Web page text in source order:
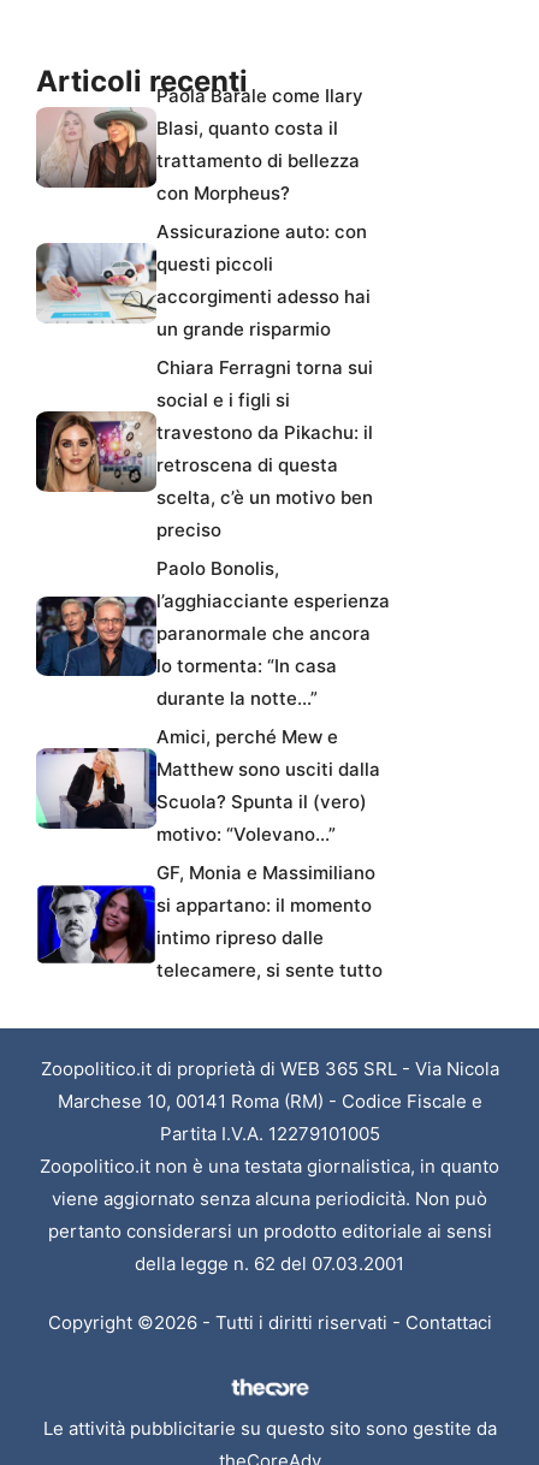
Articoli recentiPaola Barale come Ilary
Blasi, quanto costa il
trattamento di bellezza
con Morpheus?
Assicurazione auto: con
questi piccoli
accorgimenti adesso hai
un grande risparmio
Chiara Ferragni torna sui
social e i figli si
travestono da Pikachu: il
retroscena di questa
scelta, c’è un motivo ben
preciso
Paolo Bonolis,
l’agghiacciante esperienza
paranormale che ancora
lo tormenta: “In casa
durante la notte…”
Amici, perché Mew e
Matthew sono usciti dalla
Scuola? Spunta il (vero)
motivo: “Volevano…”
GF, Monia e Massimiliano
si appartano: il momento
intimo ripreso dalle
telecamere, si sente tutto
Zoopolitico.it di proprietà di WEB 365 SRL - Via Nicola
Marchese 10, 00141 Roma (RM) - Codice Fiscale e
Partita I.V.A. 12279101005
Zoopolitico.it non è una testata giornalistica, in quanto
viene aggiornato senza alcuna periodicità. Non può
pertanto considerarsi un prodotto editoriale ai sensi
della legge n. 62 del 07.03.2001
Copyright ©2026 - Tutti i diritti riservati - Contattaci
Le attività pubblicitarie su questo sito sono gestite da